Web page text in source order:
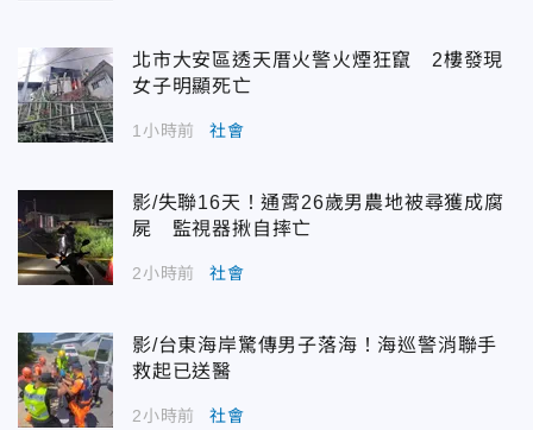
北市大安區透天厝火警火煙狂竄 2樓發現
女子明顯死亡
1小時前 社會
影/失聯16天！通霄26歲男農地被尋獲成腐
屍 監視器揪自摔亡
2小時前 社會
影/台東海岸驚傳男子落海！海巡警消聯手
救起已送醫
2小時前 社會